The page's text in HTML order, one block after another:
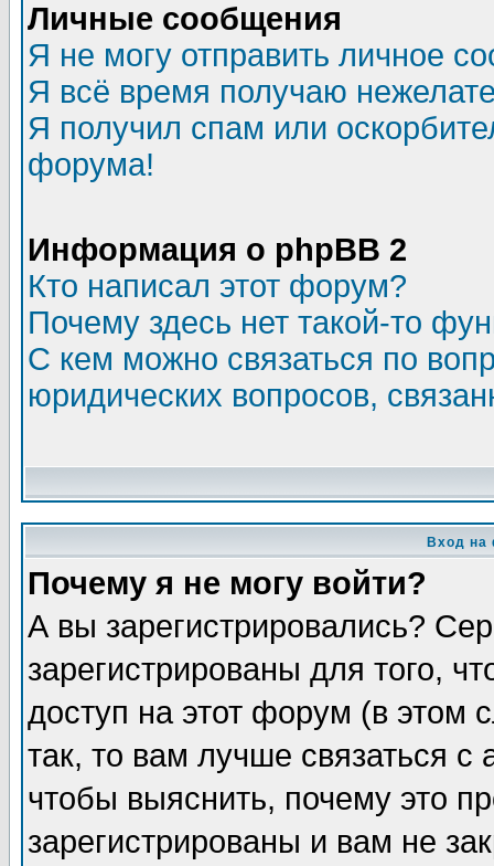
Личные сообщения
Я не могу отправить личное
Я всё время получаю
Я получил спам или
форума!
Информация о phpBB 2
Кто написал этот форум?
Почему здесь нет такой-то
С кем можно связаться по
юридических вопросов,
Вход на
Почему я не могу войти?
А вы зарегистрировались?
зарегистрированы для того,
доступ на этот форум (в этом
так, то вам лучше связаться
чтобы выяснить, почему это
зарегистрированы и вам не